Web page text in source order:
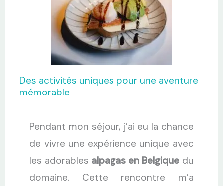
Des activités uniques pour une aventure
mémorable
Pendant mon séjour, j’ai eu la chance
de vivre une expérience unique avec
les adorables alpagas en Belgique du
domaine. Cette rencontre m’a